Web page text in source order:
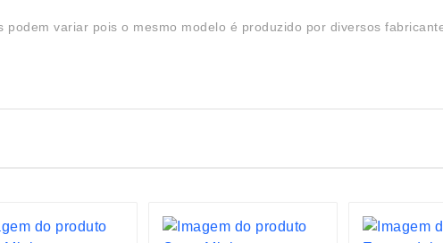
podem variar pois o mesmo modelo é produzido por diversos